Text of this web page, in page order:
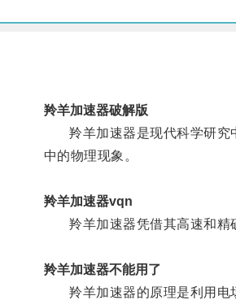
羚羊加速器破解版
羚羊加速器是现代科学研究中
中的物理现象。
羚羊加速器vqn
羚羊加速器凭借其高速和精
羚羊加速器不能用了
羚羊加速器的原理是利用电场